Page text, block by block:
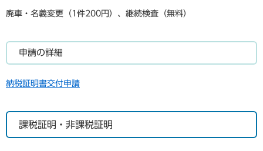
廃車・名義変更（1件200円）、継続検査（無料）
申請の詳細
納税証明書交付申請
課税証明・非課税証明